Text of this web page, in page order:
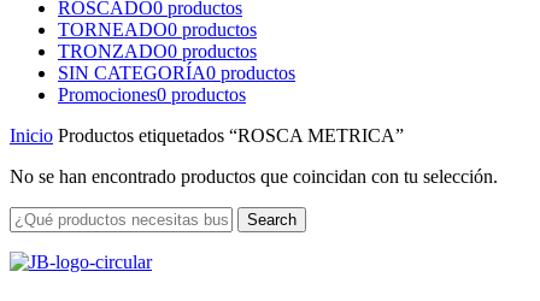
ROSCADO0 productos
TORNEADO0 productos
TRONZADO0 productos
SIN CATEGORÍA0 productos
Promociones0 productos
Inicio Productos etiquetados “ROSCA METRICA”
No se han encontrado productos que coincidan con tu selección.
Search